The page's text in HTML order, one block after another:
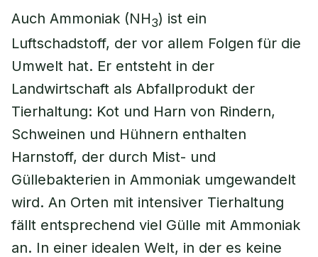
Auch Ammoniak (NH3) ist ein
Luftschadstoff, der vor allem Folgen für die
Umwelt hat. Er entsteht in der
Landwirtschaft als Abfallprodukt der
Tierhaltung: Kot und Harn von Rindern,
Schweinen und Hühnern enthalten
Harnstoff, der durch Mist- und
Güllebakterien in Ammoniak umgewandelt
wird. An Orten mit intensiver Tierhaltung
fällt entsprechend viel Gülle mit Ammoniak
an. In einer idealen Welt, in der es keine